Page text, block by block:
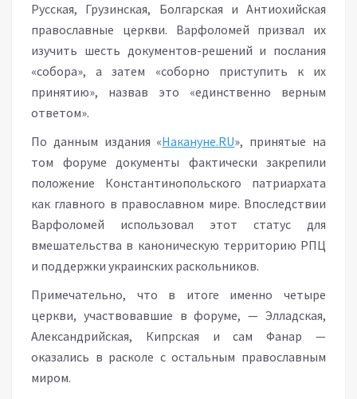
Русская, Грузинская, Болгарская и Антиохийская
православные церкви. Варфоломей призвал их
изучить шесть документов-решений и послания
«собора», а затем «соборно приступить к их
принятию», назвав это «единственно верным
ответом».
По данным издания «Накануне.RU», принятые на
том форуме документы фактически закрепили
положение Константинопольского патриархата
как главного в православном мире. Впоследствии
Варфоломей использовал этот статус для
вмешательства в каноническую территорию РПЦ
и поддержки украинских раскольников.
Примечательно, что в итоге именно четыре
церкви, участвовавшие в форуме, — Элладская,
Александрийская, Кипрская и сам Фанар —
оказались в расколе с остальным православным
миром.